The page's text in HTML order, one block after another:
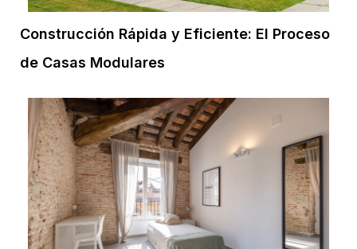
Construcción Rápida y Eficiente: El Proceso
de Casas Modulares